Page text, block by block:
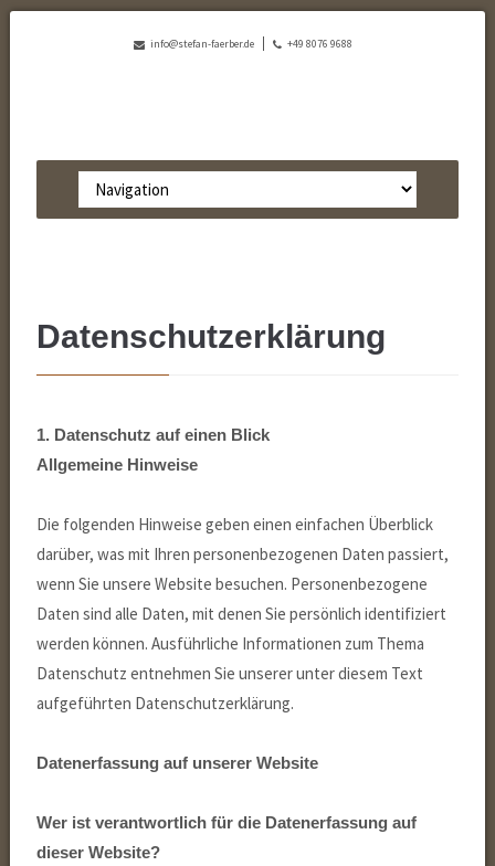
info@stefan-faerber.de +49 8076 9688
Datenschutzerklärung
1. Datenschutz auf einen Blick
Allgemeine Hinweise
Die folgenden Hinweise geben einen einfachen Überblick
darüber, was mit Ihren personenbezogenen Daten passiert,
wenn Sie unsere Website besuchen. Personenbezogene
Daten sind alle Daten, mit denen Sie persönlich identifiziert
werden können. Ausführliche Informationen zum Thema
Datenschutz entnehmen Sie unserer unter diesem Text
aufgeführten Datenschutzerklärung.
Datenerfassung auf unserer Website
Wer ist verantwortlich für die Datenerfassung auf
dieser Website?